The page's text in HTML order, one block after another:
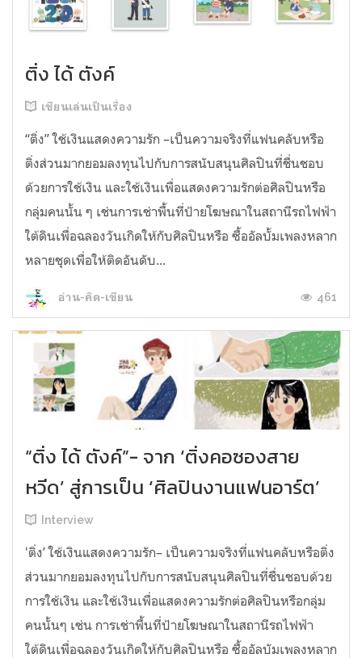
ติ่ง ได้ ตังค์
เขียนเล่นเป็นเรื่อง
“ติ่ง” ใช้เงินแสดงความรัก –เป็นความจริงที่แฟนคลับหรือ
ติ่งส่วนมากยอมลงทุนไปกับการสนับสนุนศิลปินที่ชื่นชอบ
ด้วยการใช้เงิน และใช้เงินเพื่อแสดงความรักต่อศิลปินหรือ
กลุ่มคนนั้น ๆ เช่นการเช่าพื้นที่ป้ายโฆษณาในสถานีรถไฟฟ้า
ใต้ดินเพื่อฉลองวันเกิดให้กับศิลปินหรือ ซื้ออัลบั้มเพลงหลาก
หลายชุดเพื่อให้ติดอันดับ...
อ่าน-คิด-เขียน 461
“ติ่ง ได้ ตังค์”- จาก ‘ติ่งคอซองสาย
หวีด’ สู่การเป็น ‘ศิลปินงานแฟนอาร์ต’
Interview
'ติ่ง’ ใช้เงินแสดงความรัก– เป็นความจริงที่แฟนคลับหรือติ่ง
ส่วนมากยอมลงทุนไปกับการสนับสนุนศิลปินที่ชื่นชอบด้วย
การใช้เงิน และใช้เงินเพื่อแสดงความรักต่อศิลปินหรือกลุ่ม
คนนั้นๆ เช่น การเช่าพื้นที่ป้ายโฆษณาในสถานีรถไฟฟ้า
ใต้ดินเพื่อฉลองวันเกิดให้กับศิลปินหรือ ซื้ออัลบัมเพลงหลาก